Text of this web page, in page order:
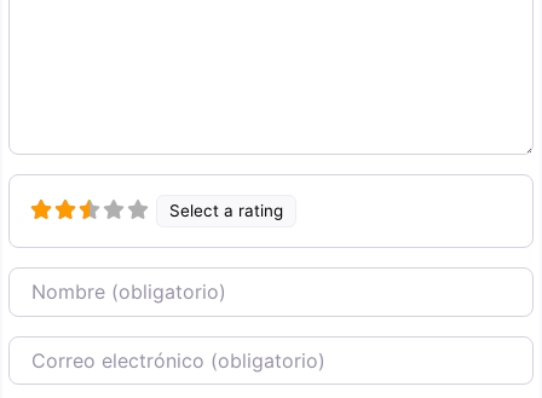
Select a rating
Nombre
Correo Electronico